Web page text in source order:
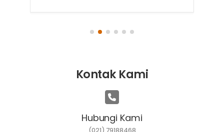
Kontak Kami
Hubungi Kami